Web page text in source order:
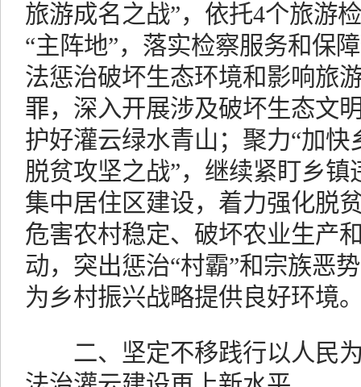
旅游成名之战”，依托4个旅游
“主阵地”，落实检察服务和保
法惩治破坏生态环境和影响旅
罪，深入开展涉及破坏生态文
护好灌云绿水青山；聚力“加
脱贫攻坚之战”，继续紧盯乡
集中居住区建设，着力强化脱
危害农村稳定、破坏农业生产
动，突出惩治“村霸”和宗族恶
为乡村振兴战略提供良好环境
二、坚定不移践行以人民为